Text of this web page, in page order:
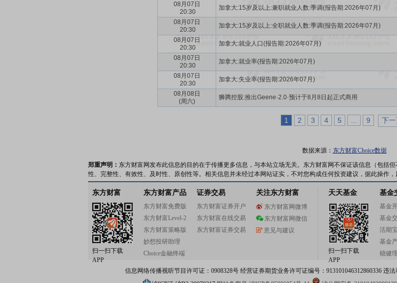
08月07日
20:30
加拿大:15岁及以上:兼职就业人数:季调(报告期:2026年07月)
08月07日
20:30
加拿大:15岁及以上:全职就业人数:季调(报告期:2026年07月)
08月07日
20:30
加拿大:就业人口(报告期:2026年07月)
08月07日
20:30
加拿大:就业率(报告期:2026年07月)
08月07日
20:30
加拿大:失业率(报告期:2026年07月)
08月08日
(周六)
狮腾控股:推出Geene·2.0·预计于8月8日起正式商用
1 2 3 4 5 9 下
数据来源： 东方财富Choice数据
郑重声明： 东方财富网发布此信息的目的在于传播更多信息，与本站立场无关。东方财富网不保证该信息（包括
性、完整性、有效性、及时性、原创性等。相关信息并未经过本网站证实，不对您构成任何投资建议，据此操作，
东方财富
扫一扫下载
APP
东方财富产品
东方财富免费版
东方财富Level-2
东方财富策略版
妙想投研助理
Choice金融终端
证券交易
东方财富证券开户
东方财富在线交易
东方财富证券交易
关注东方财富
东方财富网微博
东方财富网微信
意见与建议
天天基金
扫一扫下载
APP
基金
基金
基金
活期宝
基金
稳健
信息网络传播视听节目许可证：0908328号 经营证券期货业务许可证编号：913101046312860336 违